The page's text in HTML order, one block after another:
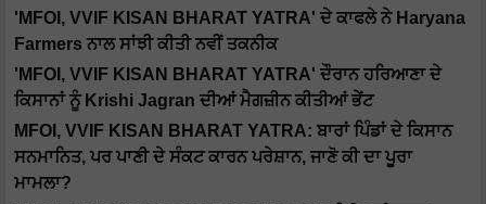
'MFOI, VVIF KISAN BHARAT YATRA' ਦੇ ਕਾਫਲੇ ਨੇ Haryana
Farmers ਨਾਲ ਸਾਂਝੀ ਕੀਤੀ ਨਵੀਂ ਤਕਨੀਕ
'MFOI, VVIF KISAN BHARAT YATRA' ਦੌਰਾਨ ਹਰਿਆਣਾ ਦੇ
ਕਿਸਾਨਾਂ ਨੂੰ Krishi Jagran ਦੀਆਂ ਮੈਗਜ਼ੀਨ ਕੀਤੀਆਂ ਭੇਂਟ
MFOI, VVIF KISAN BHARAT YATRA: ਬਾਰਾਂ ਪਿੰਡਾਂ ਦੇ ਕਿਸਾਨ
ਸਨਮਾਨਿਤ, ਪਰ ਪਾਣੀ ਦੇ ਸੰਕਟ ਕਾਰਨ ਪਰੇਸ਼ਾਨ, ਜਾਣੋ ਕੀ ਦਾ ਪੂਰਾ
ਮਾਮਲਾ?